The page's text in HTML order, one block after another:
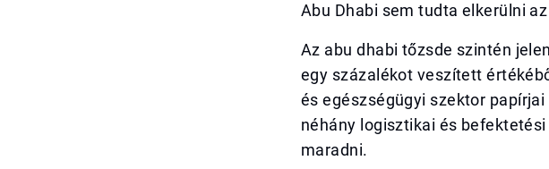
Abu Dhabi sem tudta elkerülni
Az abu dhabi tőzsde szintén
egy százalékot veszített
és egészségügyi szektor
néhány logisztikai és
maradni.